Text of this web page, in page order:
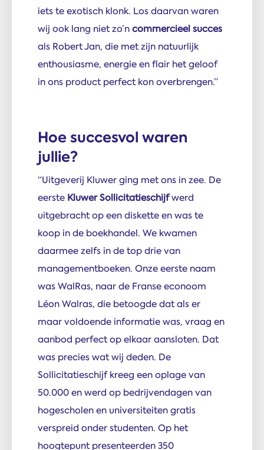
iets te exotisch klonk. Los daarvan waren
wij ook lang niet zo’ncommercieel succes
als Robert Jan, die met zijn natuurlijk
enthousiasme, energie en flair het geloof
in ons product perfect kon overbrengen.”
Hoe succesvol waren
jullie?
“Uitgeverij Kluwer ging met ons in zee. De
eerste Kluwer Sollicitatieschijfwerd
uitgebracht op een diskette en was te
koop in de boekhandel. We kwamen
daarmee zelfs in de top drie van
managementboeken. Onze eerste naam
was WalRas, naar de Franse econoom
Léon Walras, die betoogde dat als er
maar voldoende informatie was, vraag en
aanbod perfect op elkaar aansloten. Dat
was precies wat wij deden. De
Sollicitatieschijf kreeg een oplage van
50.000 en werd op bedrijvendagen van
hogescholen en universiteiten gratis
verspreid onder studenten. Op het
hoogtepunt presenteerden 350